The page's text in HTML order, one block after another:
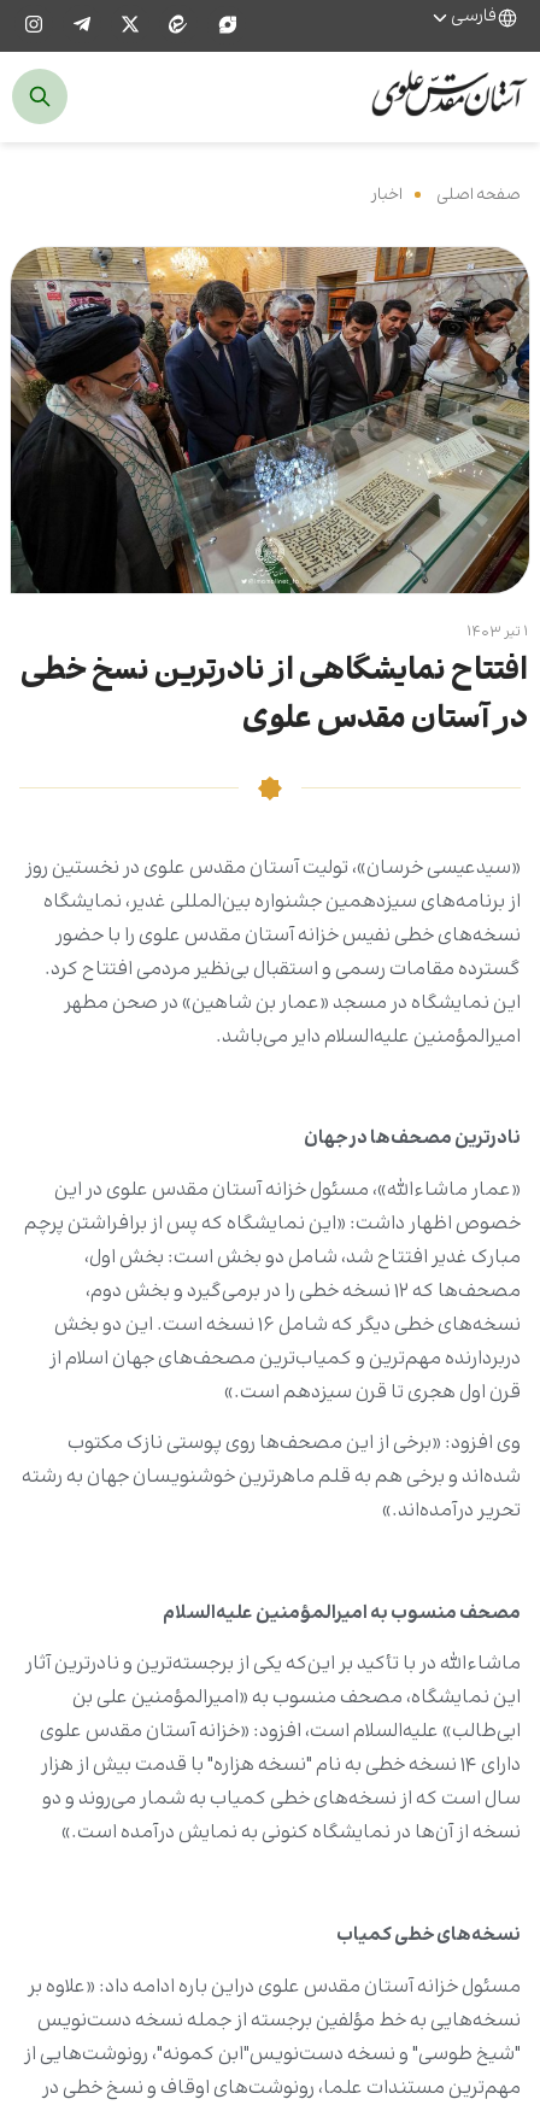
فارسی
صفحه اصلی اخبار
۱ تیر ۱۴۰۳
افتتاح نمایشگاهی از نادرترین نسخ خطی
در آستان مقدس علوی
«سیدعیسی خرسان»، تولیت آستان مقدس علوی در نخستین روز
از برنامه‌‌های سیزدهمین جشنواره بین‌المللی غدیر، نمایشگاه
نسخه‌های خطی نفیس خزانه آستان مقدس علوی را با حضور
گسترده مقامات رسمی و استقبال بی‌نظیر مردمی افتتاح کرد.
این نمایشگاه در مسجد «عمار بن شاهین» در صحن مطهر
امیرالمؤمنین علیه‌السلام دایر می‌باشد.
نادرترین مصحف‌ها در جهان
«عمار ماشاءالله»، مسئول خزانه آستان مقدس علوی در این
خصوص اظهار داشت: «این نمایشگاه که پس از برافراشتن پرچم
مبارک غدیر افتتاح شد، شامل دو بخش است: بخش اول،
مصحف‌ها که ۱۲ نسخه خطی را در برمی‌گیرد و بخش دوم،
نسخه‌های خطی دیگر که شامل ۱۶ نسخه است. این دو بخش
دربردارنده مهم‌ترین و کمیاب‌ترین مصحف‌های جهان اسلام از
قرن اول هجری تا قرن سیزدهم است.»
وی افزود: «برخی از این مصحف‌ها روی پوستی نازک مکتوب
شده‌اند و برخی هم به قلم ماهرترین خوشنویسان جهان به رشته
تحریر درآمده‌اند.»
مصحف منسوب به امیرالمؤمنین علیه‌السلام
ماشاءالله در با تأکید بر این‌که یکی از برجسته‌ترین و نادرترین آثار
این نمایشگاه، مصحف منسوب به «امیرالمؤمنین علی بن
ابی‌طالب» علیه‌السلام است، افزود: «خزانه آستان مقدس علوی
دارای ۱۴ نسخه خطی به نام "نسخه هزاره" با قدمت بیش از هزار
سال است که از نسخه‌های خطی کمیاب به شمار می‌روند و دو
نسخه از آن‌ها در نمایشگاه کنونی به نمایش درآمده است.»
نسخه‌های خطی کمیاب
مسئول خزانه آستان مقدس علوی دراین باره ادامه داد: «علاوه بر
نسخه‌هایی به خط مؤلفین برجسته از جمله نسخه دست‌نویس
"شیخ طوسی" و نسخه دست‌نویس"ابن کمونه"، رونوشت‌هایی از
مهم‌ترین مستندات علما، رونوشت‌های اوقاف و نسخ خطی در